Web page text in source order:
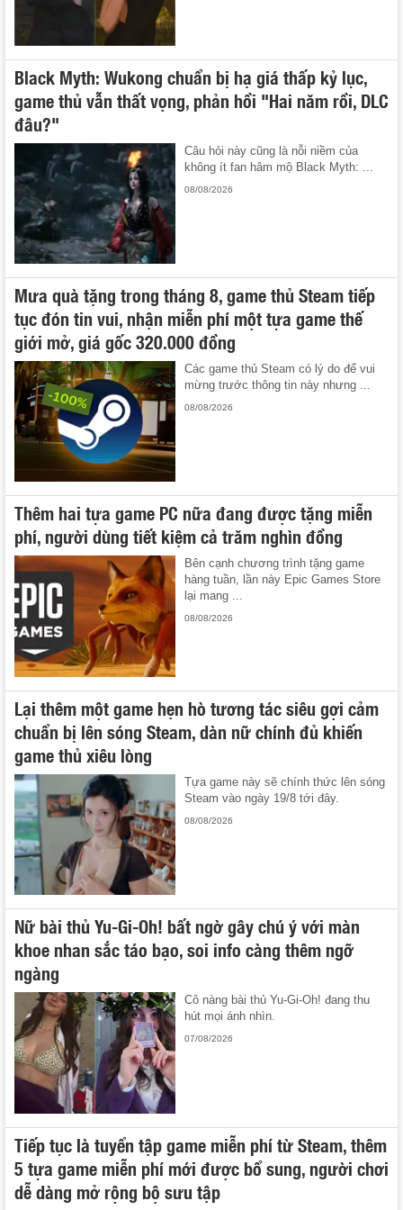
Black Myth: Wukong chuẩn bị hạ giá thấp kỷ lục,
game thủ vẫn thất vọng, phản hồi "Hai năm rồi, DLC
đâu?"
Câu hỏi này cũng là nỗi niềm của
không ít fan hâm mộ Black Myth: ...
08/08/2026
Mưa quà tặng trong tháng 8, game thủ Steam tiếp
tục đón tin vui, nhận miễn phí một tựa game thế
giới mở, giá gốc 320.000 đồng
Các game thủ Steam có lý do để vui
mừng trước thông tin này nhưng ...
08/08/2026
Thêm hai tựa game PC nữa đang được tặng miễn
phí, người dùng tiết kiệm cả trăm nghìn đồng
Bên cạnh chương trình tặng game
hàng tuần, lần này Epic Games Store
lại mang ...
08/08/2026
Lại thêm một game hẹn hò tương tác siêu gợi cảm
chuẩn bị lên sóng Steam, dàn nữ chính đủ khiến
game thủ xiêu lòng
Tựa game này sẽ chính thức lên sóng
Steam vào ngày 19/8 tới đây.
08/08/2026
Nữ bài thủ Yu-Gi-Oh! bất ngờ gây chú ý với màn
khoe nhan sắc táo bạo, soi info càng thêm ngỡ
ngàng
Cô nàng bài thủ Yu-Gi-Oh! đang thu
hút mọi ánh nhìn.
07/08/2026
Tiếp tục là tuyển tập game miễn phí từ Steam, thêm
5 tựa game miễn phí mới được bổ sung, người chơi
dễ dàng mở rộng bộ sưu tập